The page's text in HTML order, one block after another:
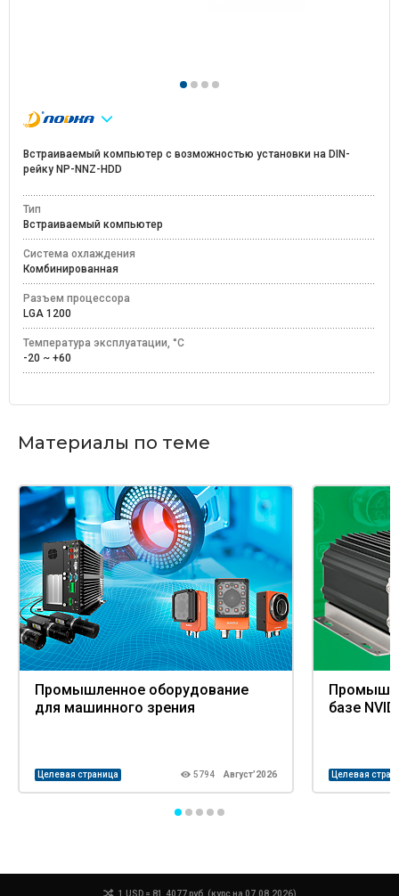
Встраиваемый компьютер с возможностью установки на DIN-
рейку NP-NNZ-HDD
Тип
Встраиваемый компьютер
Система охлаждения
Комбинированная
Разъем процессора
LGA 1200
Температура эксплуатации, °C
-20 ~ +60
Материалы по теме
Промышленное оборудование
для машинного зрения
Целевая страница 5794 Август’2026
базе
Целевая
1 USD = 81.4077 руб. (курс на 07.08.2026)